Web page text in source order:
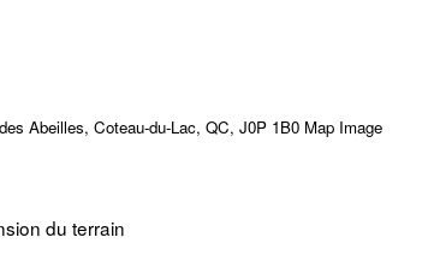
du terrain